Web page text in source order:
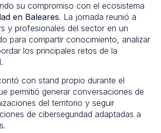
su compromiso con el ecosistema
en Baleares. La jornada reunió a
y profesionales del sector en un
para compartir conocimiento, analizar
los principales retos de la
con stand propio durante el
permitió generar conversaciones de
del territorio y seguir
de ciberseguridad adaptadas a